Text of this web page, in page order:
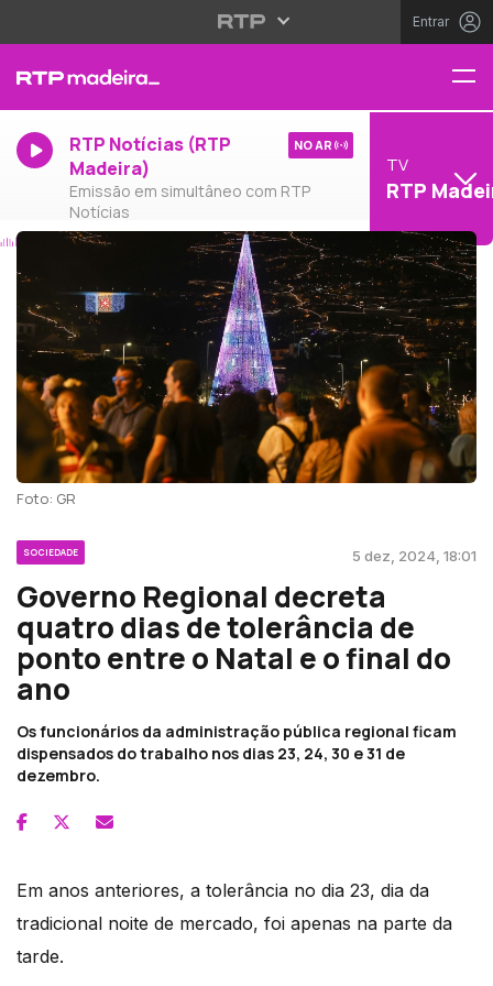
Entrar
RTP Notícias (RTP
Madeira)
Emissão em simultâneo com RTP
Notícias
NO AR
TV
RTP
Foto: GR
SOCIEDADE 5 dez, 2024, 18:01
Governo Regional decreta
quatro dias de tolerância de
ponto entre o Natal e o final do
ano
Os funcionários da administração pública regional ficam
dispensados do trabalho nos dias 23, 24, 30 e 31 de
dezembro.
Em anos anteriores, a tolerância no dia 23, dia da
tradicional noite de mercado, foi apenas na parte da
tarde.